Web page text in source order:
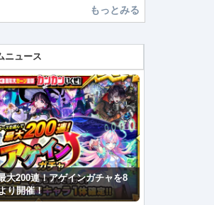
もっとみる
ニュース
大200連！アゲインガチャを8
り開催！